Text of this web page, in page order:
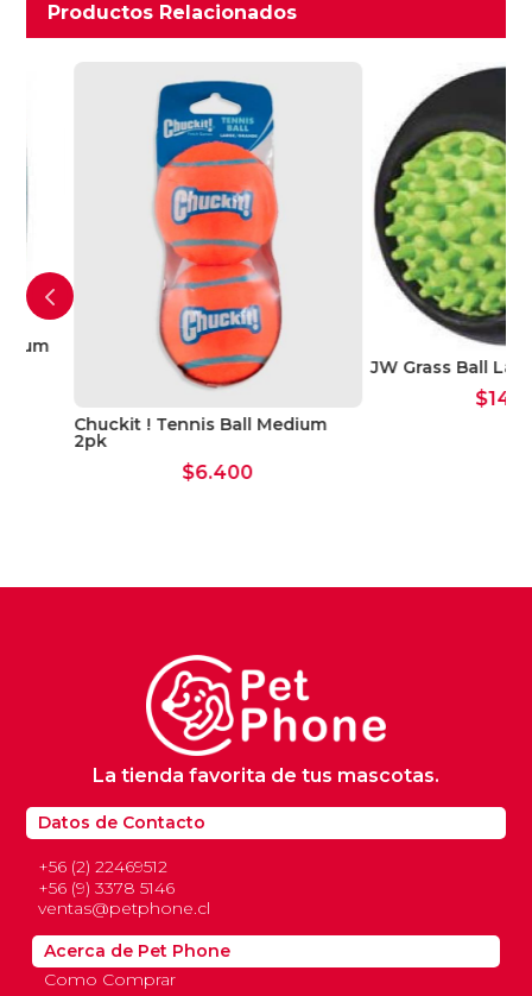
Ver Carrito
Seguir Comprando
Productos Relacionados
Productos relacionados
Chuckit ! Tennis Ball Medium
6.400
JW Grass Ball Large
14.000
Datos de Contacto
+56 (2) 22469512
+56 (9) 3378 5146
ventas@petphone.cl
La tienda favorita de tus mascotas.
Acerca de Pet Phone
Como Comprar